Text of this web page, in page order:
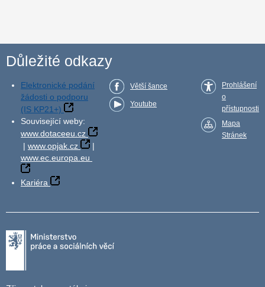
Důležité odkazy
Elektronické podání
žádosti o podporu
(IS KP21+)
Související weby:
www.dotaceeu.cz
| www.opjak.cz
|
www.ec.europa.eu
Kariéra
Větší šance
Youtube
Prohlášení
o
přístupnosti
Mapa
Stránek